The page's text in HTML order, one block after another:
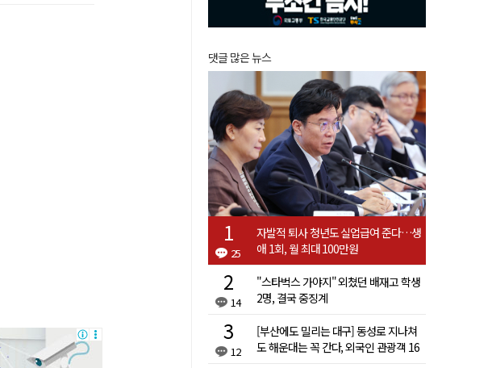
댓글 많은 뉴스
25
자발적 퇴사 청년도 실업급여 준다…생
애 1회, 월 최대 100만원
14
"스타벅스 가야지" 외쳤던 배재고 학생
2명, 결국 중징계
12
[부산에도 밀리는 대구] 동성로 지나쳐
도 해운대는 꼭 간다, 외국인 관광객 16